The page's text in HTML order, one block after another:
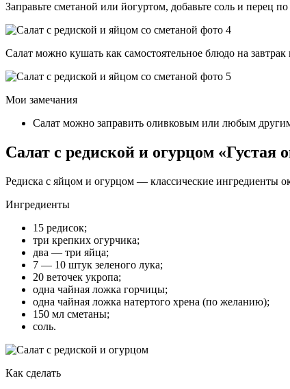
Заправьте сметаной или йогуртом, добавьте соль и перец
Салат можно кушать как самостоятельное блюдо на
Мои замечания
Салат можно заправить оливковым или любым
Салат с редиской и огурцом «Густая
Редиска с яйцом и огурцом — классические ингредиенты
Ингредиенты
15 редисок;
три крепких огурчика;
два — три яйца;
7 — 10 штук зеленого лука;
20 веточек укропа;
одна чайная ложка горчицы;
одна чайная ложка натертого хрена (по желанию);
150 мл сметаны;
соль.
Как сделать